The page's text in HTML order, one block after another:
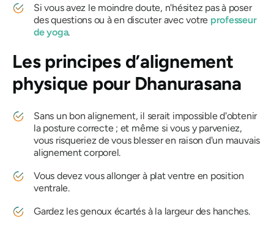
Si vous avez le moindre doute, n'hésitez pas à poser
des questions ou à en discuter avec votre professeur
de yoga.
Les principes d’alignement
physique pour Dhanurasana
Sans un bon alignement, il serait impossible d'obtenir
la posture correcte ; et même si vous y parveniez,
vous risqueriez de vous blesser en raison d'un mauvais
alignement corporel.
Vous devez vous allonger à plat ventre en position
ventrale.
Gardez les genoux écartés à la largeur des hanches.